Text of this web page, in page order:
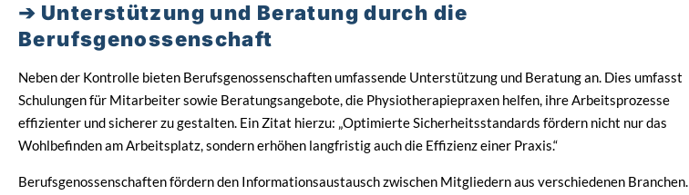
Unterstützung und Beratung durch die
Berufsgenossenschaft
Neben der Kontrolle bieten Berufsgenossenschaften umfassende Unterstützung und Beratung an. Dies umfasst
Schulungen für Mitarbeiter sowie Beratungsangebote, die Physiotherapiepraxen helfen, ihre Arbeitsprozesse
effizienter und sicherer zu gestalten. Ein Zitat hierzu: „Optimierte Sicherheitsstandards fördern nicht nur das
Wohlbefinden am Arbeitsplatz, sondern erhöhen langfristig auch die Effizienz einer Praxis.“
Berufsgenossenschaften fördern den Informationsaustausch zwischen Mitgliedern aus verschiedenen Branchen.